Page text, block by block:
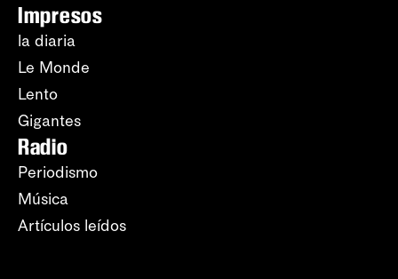
Impresos
la diaria
Le Monde
Lento
Gigantes
Radio
Periodismo
Música
Artículos leídos